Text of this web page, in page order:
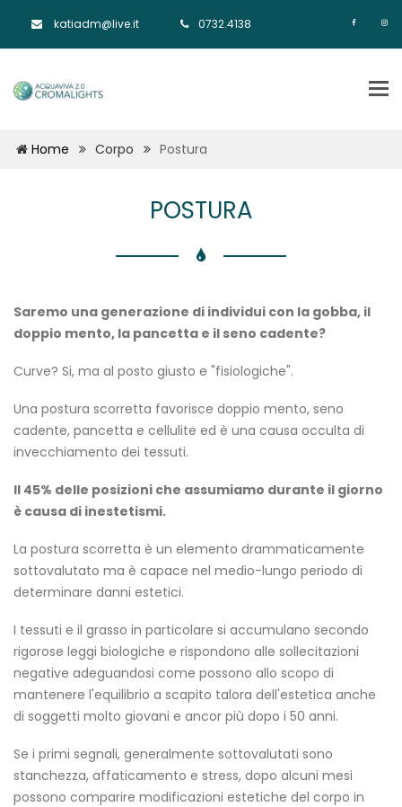
katiadm@live.it 0732.4138
Home Corpo Postura
POSTURA
Saremo una generazione di individui con la gobba, il
doppio mento, la pancetta e il seno cadente?
Curve? Si, ma al posto giusto e "fisiologiche".
Una postura scorretta favorisce doppio mento, seno
cadente, pancetta e cellulite ed è una causa occulta di
invecchiamento dei tessuti.
Il 45% delle posizioni che assumiamo durante il giorno
è causa di inestetismi.
La postura scorretta è un elemento drammaticamente
sottovalutato ma è capace nel medio-lungo periodo di
determinare danni estetici.
I tessuti e il grasso in particolare si accumulano secondo
rigorose leggi biologiche e rispondono alle sollecitazioni
negative adeguandosi come possono allo scopo di
mantenere l'equilibrio a scapito talora dell'estetica anche
di soggetti molto giovani e ancor più dopo i 50 anni.
Se i primi segnali, generalmente sottovalutati sono
stanchezza, affaticamento e stress, dopo alcuni mesi
possono comparire modificazioni estetiche del corpo in